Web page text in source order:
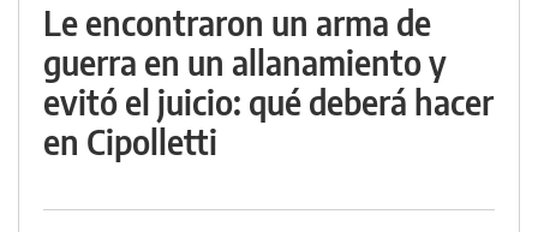
Le encontraron un arma de
guerra en un allanamiento y
evitó el juicio: qué deberá hacer
en Cipolletti